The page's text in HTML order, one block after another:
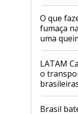
O que
fumaça
uma
LATAM
o
semestre
Brasil